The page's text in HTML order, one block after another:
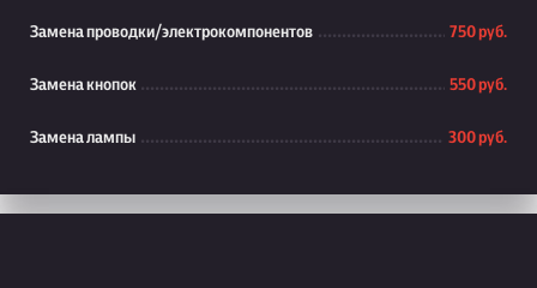
Замена проводки/электрокомпонентов 750 руб.
Замена кнопок 550 руб.
Замена лампы 300 руб.